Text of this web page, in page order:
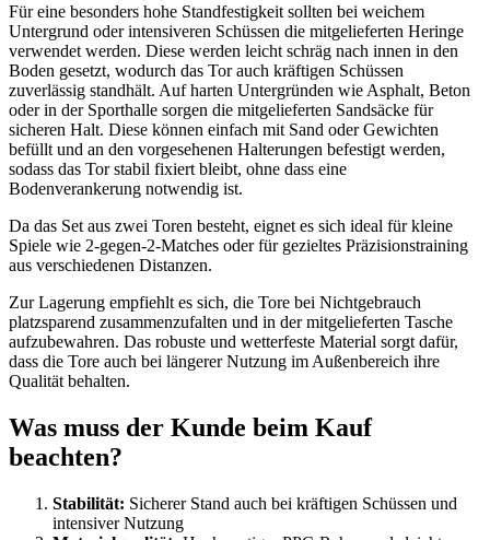
Für eine besonders hohe Standfestigkeit sollten bei weichem
Untergrund oder intensiveren Schüssen die mitgelieferten Heringe
verwendet werden. Diese werden leicht schräg nach innen in den
Boden gesetzt, wodurch das Tor auch kräftigen Schüssen
zuverlässig standhält. Auf harten Untergründen wie Asphalt, Beton
oder in der Sporthalle sorgen die mitgelieferten Sandsäcke für
sicheren Halt. Diese können einfach mit Sand oder Gewichten
befüllt und an den vorgesehenen Halterungen befestigt werden,
sodass das Tor stabil fixiert bleibt, ohne dass eine
Bodenverankerung notwendig ist.
Da das Set aus zwei Toren besteht, eignet es sich ideal für kleine
Spiele wie 2-gegen-2-Matches oder für gezieltes Präzisionstraining
aus verschiedenen Distanzen.
Zur Lagerung empfiehlt es sich, die Tore bei Nichtgebrauch
platzsparend zusammenzufalten und in der mitgelieferten Tasche
aufzubewahren. Das robuste und wetterfeste Material sorgt dafür,
dass die Tore auch bei längerer Nutzung im Außenbereich ihre
Qualität behalten.
Was muss der Kunde beim Kauf
beachten?
Stabilität: Sicherer Stand auch bei kräftigen Schüssen und
intensiver Nutzung